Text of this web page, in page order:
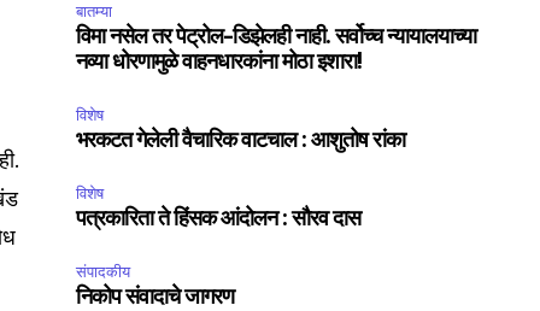
the Privacy Policy.
बातम्या
विमा नसेल तर पेट्रोल-डिझेलही नाही. सर्वोच्च न्यायालयाच्या
नव्या धोरणामुळे वाहनधारकांना मोठा इशारा!
विशेष
भरकटत गेलेली वैचारिक वाटचाल : आशुतोष रांका
विशेष
पत्रकारिता ते हिंसक आंदोलन : सौरव दास
संपादकीय
निकोप संवादाचे जागरण